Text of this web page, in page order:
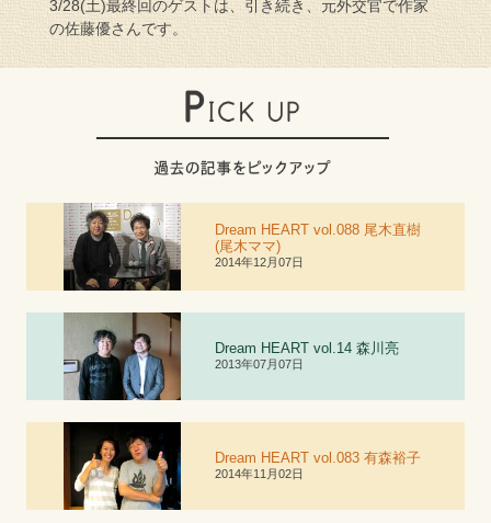
3/28(土)最終回のゲストは、引き続き、元外交官で作家
の佐藤優さんです。
Dream HEART vol.088 尾木直樹
(尾木ママ)
2014年12月07日
Dream HEART vol.14 森川亮
2013年07月07日
Dream HEART vol.083 有森裕子
2014年11月02日